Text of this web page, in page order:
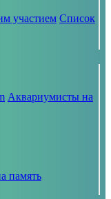
участием Список
Аквариумисты на
память